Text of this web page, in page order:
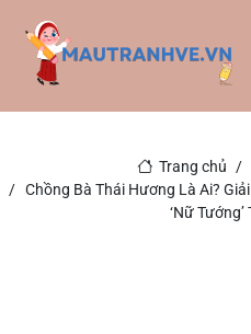
Trang chủ
Chồng Bà Thái Hương Là Ai?
‘Nữ